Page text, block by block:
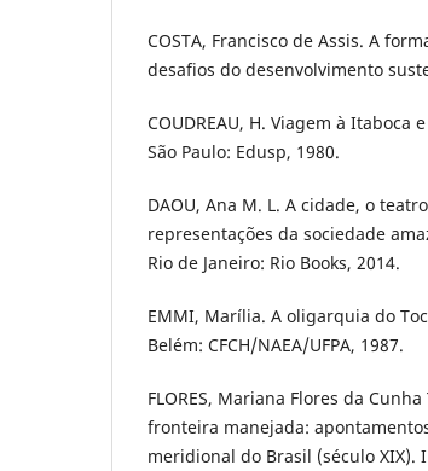
COSTA, Francisco de Assis. A
desafios do desenvolvimento
COUDREAU, H. Viagem à
São Paulo: Edusp, 1980.
DAOU, Ana M. L. A cidade, o
representações da sociedade
Rio de Janeiro: Rio Books, 2014.
EMMI, Marília. A oligarquia do
Belém: CFCH/NAEA/UFPA, 1987.
FLORES, Mariana Flores da
fronteira manejada:
meridional do Brasil (século XIX).